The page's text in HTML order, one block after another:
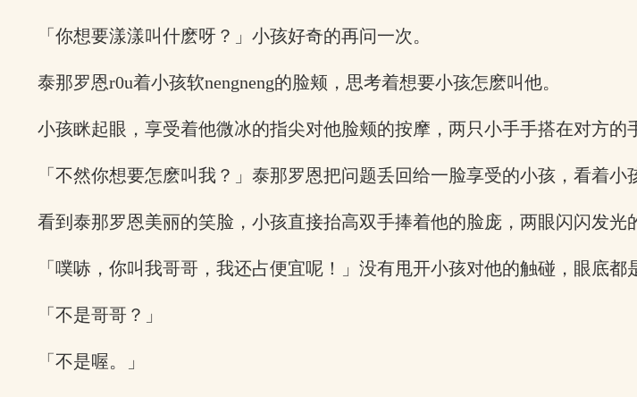
「你想要漾漾叫什麽呀？」小孩好奇的再问一次。
泰那罗恩r0u着小孩软nengneng的脸颊，思考着想要小孩怎麽叫他。
小孩眯起眼，享受着他微冰的指尖对他脸颊的按摩，两只小手手搭在对方的
「不然你想要怎麽叫我？」泰那罗恩把问题丢回给一脸享受的小孩，看着小
看到泰那罗恩美丽的笑脸，小孩直接抬高双手捧着他的脸庞，两眼闪闪发
「噗哧，你叫我哥哥，我还占便宜呢！」没有甩开小孩对他的触碰，眼底都
「不是哥哥？」
「不是喔。」